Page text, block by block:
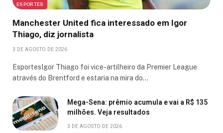
ESPORTES
Manchester United fica interessado em Igor
Thiago, diz jornalista
3 DE AGOSTO DE 2026
EsportesIgor Thiago foi vice-artilheiro da Premier League
através do Brentford e estaria na mira do…
Mega-Sena: prêmio acumula e vai a R$ 135
milhões. Veja resultados
3 DE AGOSTO DE 2026